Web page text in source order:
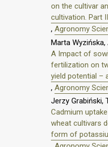
on the cultivar
cultivation. Part
, Agronomy
Marta
A Impact of
fertilization on
yield potential –
, Agronomy
Jerzy Grabiński,
Cadmium
wheat cultivars
form of